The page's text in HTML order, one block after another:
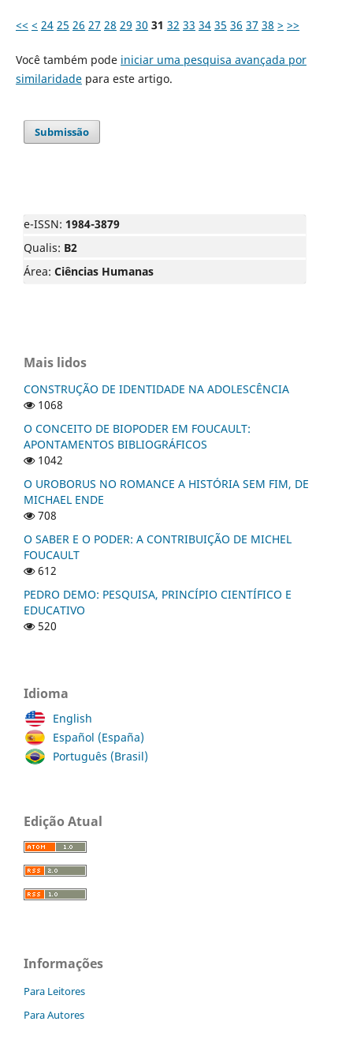
<< < 24 25 26 27 28 29 30 31 32 33 34 35 36 37 38 > >>
Você também pode iniciar uma pesquisa avançada por
similaridadepara este artigo.
Submissão
e-ISSN: 1984-3879
Qualis: B2
Área: Ciências Humanas
Mais lidos
CONSTRUÇÃO DE IDENTIDADE NA ADOLESCÊNCIA
1068
O CONCEITO DE BIOPODER EM FOUCAULT:
APONTAMENTOS BIBLIOGRÁFICOS
1042
O UROBORUS NO ROMANCE A HISTÓRIA SEM FIM, DE
MICHAEL ENDE
708
O SABER E O PODER: A CONTRIBUIÇÃO DE MICHEL
FOUCAULT
612
PEDRO DEMO: PESQUISA, PRINCÍPIO CIENTÍFICO E
EDUCATIVO
520
Idioma
English
Español (España)
Português (Brasil)
Edição Atual
Informações
Para Leitores
Para Autores